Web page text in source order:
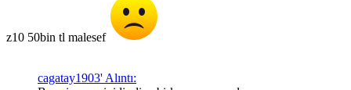
z10 50bin tl malesef
cagatay1903' Alıntı: